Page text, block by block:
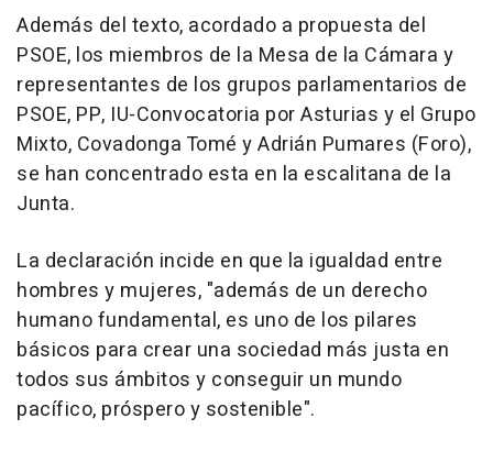
Además del texto, acordado a propuesta del
PSOE, los miembros de la Mesa de la Cámara y
representantes de los grupos parlamentarios de
PSOE, PP, IU-Convocatoria por Asturias y el Grupo
Mixto, Covadonga Tomé y Adrián Pumares (Foro),
se han concentrado esta en la escalitana de la
Junta.
La declaración incide en que la igualdad entre
hombres y mujeres, "además de un derecho
humano fundamental, es uno de los pilares
básicos para crear una sociedad más justa en
todos sus ámbitos y conseguir un mundo
pacífico, próspero y sostenible".